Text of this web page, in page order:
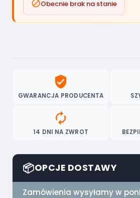
Obecnie brak na stanie
verified_user
GWARANCJA PRODUCENTA
autorenew
14 DNI NA ZWROT
📦OPCJE DOSTAWY
Zamówienia wysyłamy w